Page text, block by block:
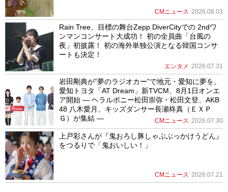
CMニュース 2026.08.03
Rain Tree、目標の舞台Zepp DiverCityでの 2ndワ
ンマンコンサート大成功！ 初の全員曲「台風の
夜」初披露！ 初の海外単独公演となる韓国コンサ
ートも決定！
エンタメ 2026.07.31
岩田剛典が”夢のラジオカー”で地元・愛知に夢を。
愛知トヨタ「AT Dream」新TVCM、8月1日オンエ
ア開始 ― ヘラルボニー松田崇弥・松田文登、AKB
48 八木愛月、キッズダンサー長瀬柊真（ＥＸＰ
Ｇ）が集結 ―
CMニュース 2026.07.30
上戸彩さんが『鬼おろし豚しゃぶぶっかけうどん』
をつるりで「鬼おいしい！」
CMニュース 2026.07.21